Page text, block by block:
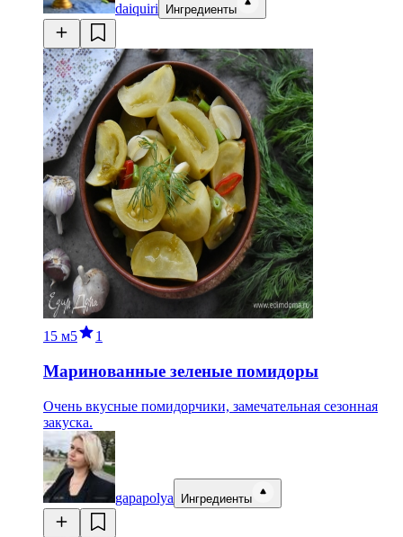
daiquiri Ингредиенты
15 м5 1
Маринованные зеленые помидоры
Очень вкусные помидорчики, замечательная сезонная
закуска.
gapapolya Ингредиенты